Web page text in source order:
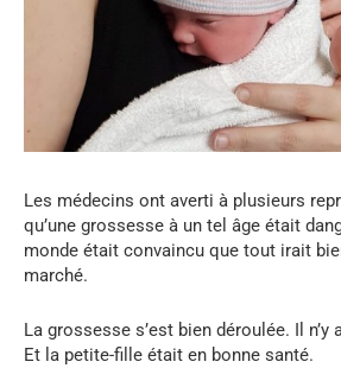
Les médecins ont averti à plusieurs
qu’une grossesse à un tel âge était
monde était convaincu que tout irait
marché.
La grossesse s’est bien déroulée. Il
Et la petite-fille était en bonne santé.